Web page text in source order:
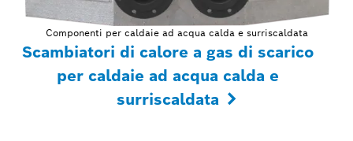
Componenti per caldaie ad acqua calda e surriscaldata
Scambiatori di calore a gas di scarico
per caldaie ad acqua calda e
surriscaldata